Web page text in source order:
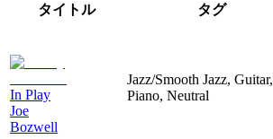
タイトル タグ
In Play
Joe
Bozwell
Jazz/Smooth Jazz, Guitar,
Piano, Neutral